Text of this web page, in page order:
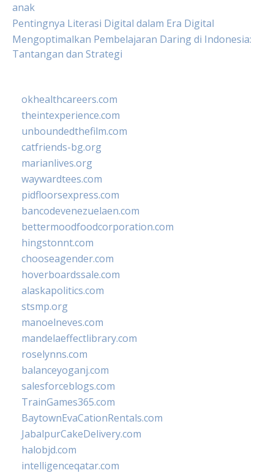
anak
Pentingnya Literasi Digital dalam Era Digital
Mengoptimalkan Pembelajaran Daring di Indonesia:
Tantangan dan Strategi
okhealthcareers.com
theintexperience.com
unboundedthefilm.com
catfriends-bg.org
marianlives.org
waywardtees.com
pidfloorsexpress.com
bancodevenezuelaen.com
bettermoodfoodcorporation.com
hingstonnt.com
chooseagender.com
hoverboardssale.com
alaskapolitics.com
stsmp.org
manoelneves.com
mandelaeffectlibrary.com
roselynns.com
balanceyoganj.com
salesforceblogs.com
TrainGames365.com
BaytownEvaCationRentals.com
JabalpurCakeDelivery.com
halobjd.com
intelligenceqatar.com